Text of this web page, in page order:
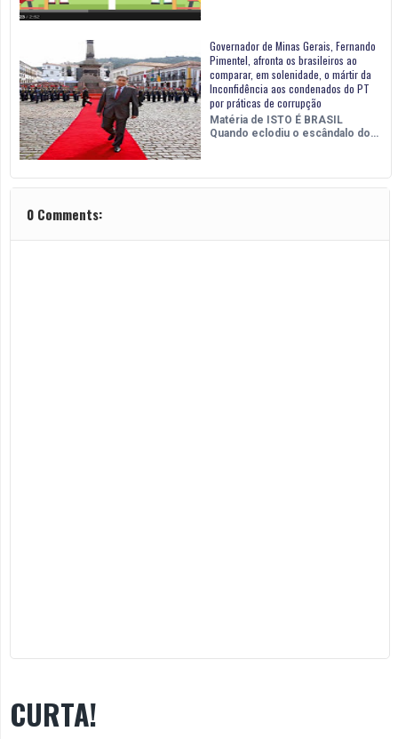
Governador de Minas Gerais, Fernando
Pimentel, afronta os brasileiros ao
comparar, em solenidade, o mártir da
Inconfidência aos condenados do PT
por práticas de corrupção
Matéria de ISTO É BRASIL
Quando eclodiu o escândalo do…
0 Comments:
CURTA!